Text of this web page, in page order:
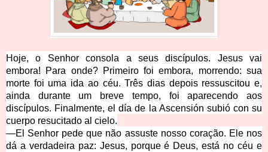
Hoje, o Senhor consola a seus discípulos. Jesus vai
embora! Para onde? Primeiro foi embora, morrendo: sua
morte foi uma ida ao céu. Três dias depois ressuscitou e,
ainda durante um breve tempo, foi aparecendo aos
discípulos. Finalmente, el día de la Ascensión subió con su
cuerpo resucitado al cielo.
—El Senhor pede que não assuste nosso coração. Ele nos
dá a verdadeira paz: Jesus, porque é Deus, está no céu e